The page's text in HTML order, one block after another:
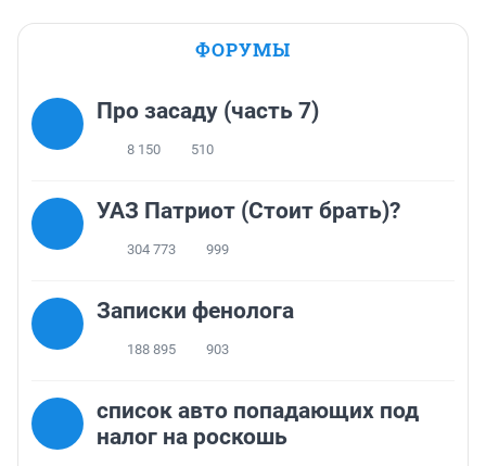
ФОРУМЫ
Про засаду (часть 7)
8 150 510
УАЗ Патриот (Стоит брать)?
304 773 999
Записки фенолога
188 895 903
список авто попадающих под
налог на роскошь